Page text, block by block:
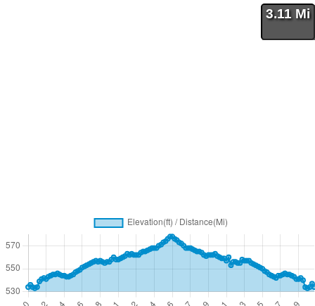
3.11 Mi